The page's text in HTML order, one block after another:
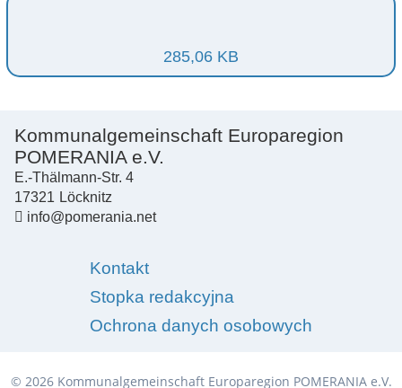
285,06 KB
Kommunalgemeinschaft Europaregion
POMERANIA e.V.
E.-Thälmann-Str. 4
17321 Löcknitz
info@pomerania.net
Kontakt
Stopka redakcyjna
Ochrona danych osobowych
© 2026 Kommunalgemeinschaft Europaregion POMERANIA e.V.